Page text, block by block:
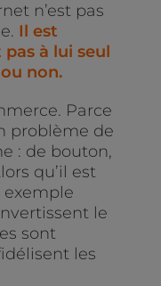
n’est pas
Il est
à lui seul
non.
Parce
problème de
: de bouton,
qu’il est
exemple
le
sont
les